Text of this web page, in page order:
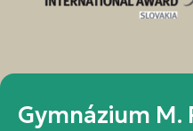
Gymnázium M.